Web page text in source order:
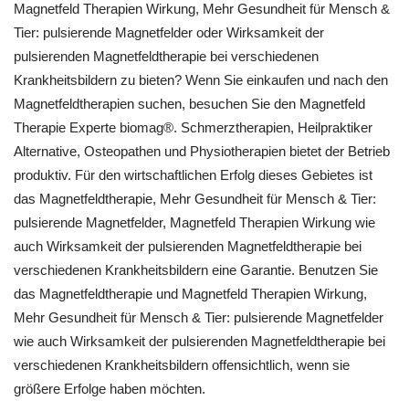
Magnetfeld Therapien Wirkung, Mehr Gesundheit für Mensch &
Tier: pulsierende Magnetfelder oder Wirksamkeit der
pulsierenden Magnetfeldtherapie bei verschiedenen
Krankheitsbildern zu bieten? Wenn Sie einkaufen und nach den
Magnetfeldtherapien suchen, besuchen Sie den Magnetfeld
Therapie Experte biomag®. Schmerztherapien, Heilpraktiker
Alternative, Osteopathen und Physiotherapien bietet der Betrieb
produktiv. Für den wirtschaftlichen Erfolg dieses Gebietes ist
das Magnetfeldtherapie, Mehr Gesundheit für Mensch & Tier:
pulsierende Magnetfelder, Magnetfeld Therapien Wirkung wie
auch Wirksamkeit der pulsierenden Magnetfeldtherapie bei
verschiedenen Krankheitsbildern eine Garantie. Benutzen Sie
das Magnetfeldtherapie und Magnetfeld Therapien Wirkung,
Mehr Gesundheit für Mensch & Tier: pulsierende Magnetfelder
wie auch Wirksamkeit der pulsierenden Magnetfeldtherapie bei
verschiedenen Krankheitsbildern offensichtlich, wenn sie
größere Erfolge haben möchten.